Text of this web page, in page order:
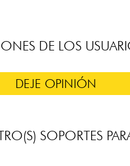
DE LOS
DEJE OPINIÓN
SOPORTES